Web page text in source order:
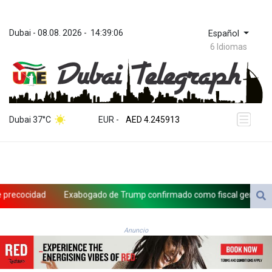
Dubai - 08.08. 2026 - 14:39:06 Español
6 Idiomas
Dubai 37°C EUR -
ZWL 372.275202
AED 4.245913
AED 4.245913
AFN 76.887634
ARS 1733.04774
AUD 1.638747
AZN 1.97002
BAM 1.955776
BBD 2.321671
BDT 142.688227
Exabogado de Trump confirmado como fiscal general de
Anuncio